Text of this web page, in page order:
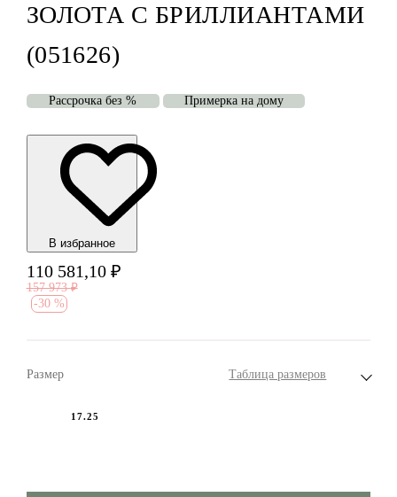
ЗОЛОТА С БРИЛЛИАНТАМИ
(051626)
Рассрочка без % Примерка на дому
В избранноe
110 581,10 ₽
157 973 ₽
-30 %
Размер Таблица размеров
17.25